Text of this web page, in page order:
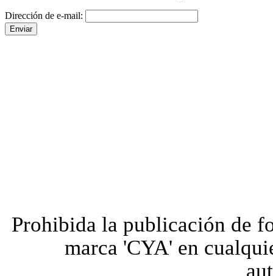
Dirección de e-mail:
Prohibida la publicación de
marca 'CYA' en